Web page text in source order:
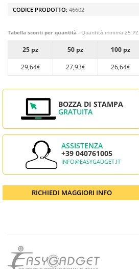
CODICE PRODOTTO: 46602
Tabella sconti per quantità - Quantità minima 25 PZ
25 pz 50 pz 100 pz
29,64€
27,93€ 26,64€
BOZZA DI STAMPA
GRATUITA
ASSISTENZA
+39 040761005
INFO@EASYGADGET.IT
RICHIEDI MAGGIORI INFO